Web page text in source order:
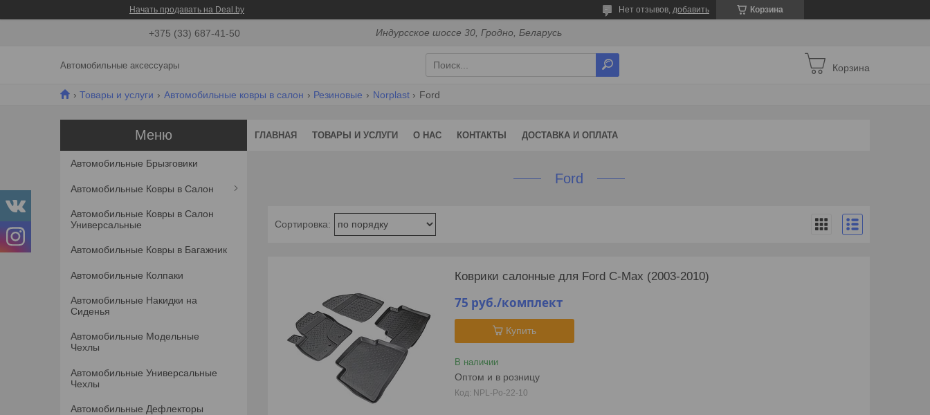
Начать продавать на Deal.by Корзина
Нет отзывов, добавить
+375 (33) 687-41-50 Индурсское шоссе 30, Гродно, Беларусь
Автомобильные аксессуары Корзина
Товары и услуги Автомобильные ковры в салон Резиновые Norplast Ford
ГЛАВНАЯ ТОВАРЫ И УСЛУГИ О НАС КОНТАКТЫ ДОСТАВКА И ОПЛАТА
Ford
Коврики салонные для Ford C-Max (2003-2010)
75 руб./комплект
Купить
В наличии
Оптом и в розницу
NPL-Po-22-10
Автомобильные Брызговики
Автомобильные Ковры в Салон
Автомобильные Ковры в Салон
Универсальные
Автомобильные Ковры в Багажник
Автомобильные Колпаки
Автомобильные Накидки на
Сиденья
Автомобильные Модельные
Чехлы
Автомобильные Универсальные
Чехлы
Автомобильные Дефлекторы